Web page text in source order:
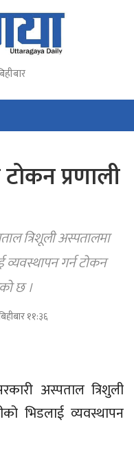
प्रणाली
त्रिशूली अस्पतालमा
व्यवस्थापन गर्न टोकन
छ ।
११:३६
अस्पताल त्रिशुली
भिडलाई व्यवस्थापन